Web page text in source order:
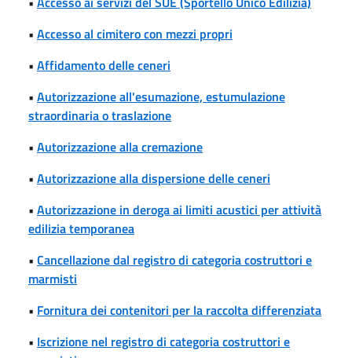
• Accesso al cimitero con mezzi propri
• Affidamento delle ceneri
• Autorizzazione all'esumazione, estumulazione
straordinaria o traslazione
• Autorizzazione alla cremazione
• Autorizzazione alla dispersione delle ceneri
• Autorizzazione in deroga ai limiti acustici per attività
edilizia temporanea
• Cancellazione dal registro di categoria costruttori e
marmisti
• Fornitura dei contenitori per la raccolta differenziata
• Iscrizione nel registro di categoria costruttori e